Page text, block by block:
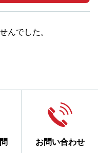
んでした。
お問い合わせ